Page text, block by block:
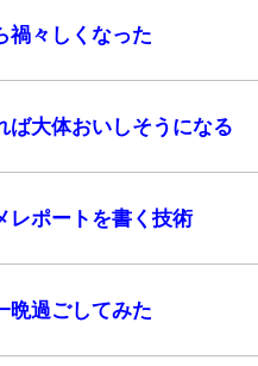
禍々しくなった
ば大体おいしそうになる
レポートを書く技術
晩過ごしてみた